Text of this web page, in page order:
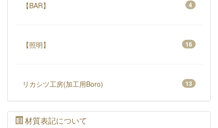
【BAR】 4
【照明】 16
リカシツ工房(加工用Boro) 13
材質表記について